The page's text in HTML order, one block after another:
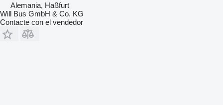
Alemania, Haßfurt
Will Bus GmbH & Co. KG
Contacte con el vendedor